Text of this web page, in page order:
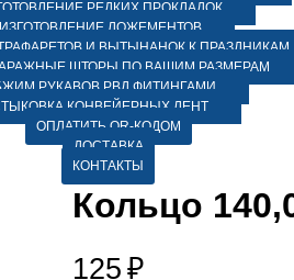
РЕДКИХ ПРОКЛАДОК
ИЗГОТОВЛЕНИЕ ЛОЖЕМЕНТОВ
И ВЫТЫНАНОК К ПРАЗДНИКАМ
ШТОРЫ ПО ВАШИМ РАЗМЕРАМ
РУКАВОВ РВД ФИТИНГАМИ
КОНВЕЙЕРНЫХ ЛЕНТ
ОПЛАТИТЬ QR-КОДОМ
ДОСТАВКА
КОНТАКТЫ
Кольцо
125 ₽